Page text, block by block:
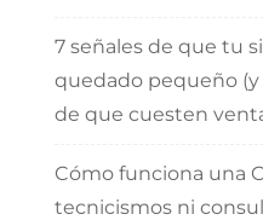
7 señales de que tu
quedado pequeño
de que cuesten
Cómo funciona una
tecnicismos ni